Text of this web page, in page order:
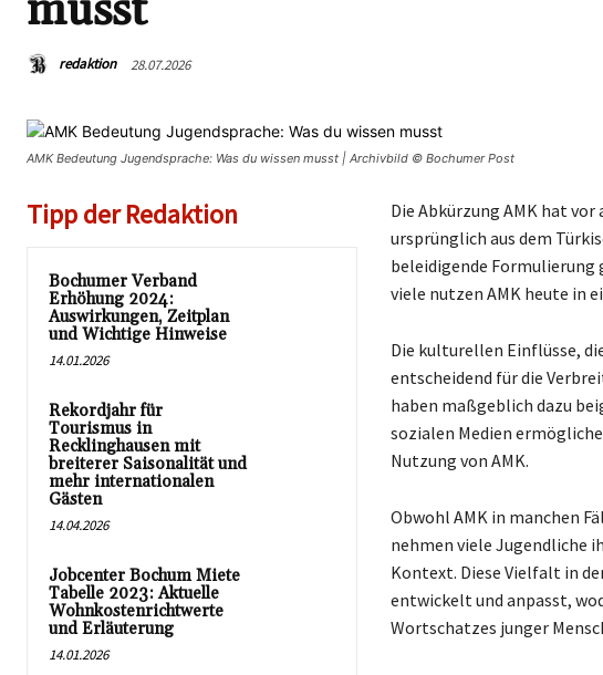
redaktion 28.07.2026
AMK Bedeutung Jugendsprache: Was du wissen musst | Archivbild © Bochumer Post
Tipp der Redaktion
Bochumer Verband
Erhöhung 2024:
Auswirkungen, Zeitplan
und Wichtige Hinweise
14.01.2026
Rekordjahr für
Tourismus in
Recklinghausen mit
breiterer Saisonalität und
mehr internationalen
Gästen
14.04.2026
Jobcenter Bochum Miete
Tabelle 2023: Aktuelle
Wohnkostenrichtwerte
und Erläuterung
14.01.2026
Die Abkürzung AMK hat
ursprünglich aus dem
beleidigende Formulierung
viele nutzen AMK heute in
Die kulturellen Einflüsse,
entscheidend für die
haben maßgeblich dazu
sozialen Medien
Nutzung von AMK.
Obwohl AMK in manchen
nehmen viele Jugendliche
Kontext. Diese Vielfalt in
entwickelt und anpasst,
Wortschatzes junger